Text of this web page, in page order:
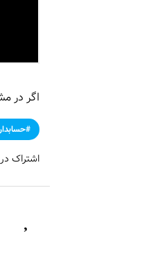
اگر در
اشتراک